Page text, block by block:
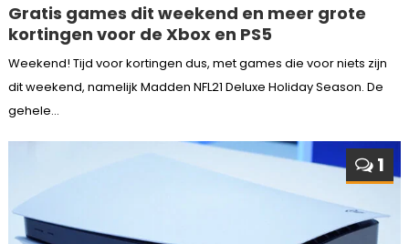
Gratis games dit weekend en meer grote
kortingen voor de Xbox en PS5
Weekend! Tijd voor kortingen dus, met games die voor niets zijn
dit weekend, namelijk Madden NFL21 Deluxe Holiday Season. De
gehele...
1